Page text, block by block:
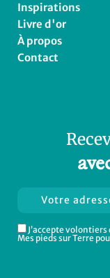
Inspirations
Livre d'or
À propos
Contact
J’accepte
Mes pieds sur Terre